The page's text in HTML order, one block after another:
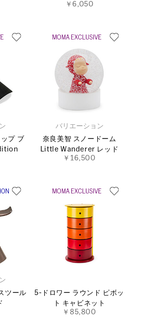
￥6,050
プ ブ
バリエーション
奈良美智 スノードーム
Little Wanderer レッド
￥16,500
ツール
5-ドロワー ラウンド ピボッ
ト キャビネット
￥85,800